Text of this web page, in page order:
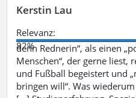
Kerstin Lau
Relevanz:
82%
denn Rednerin“, als einen
Menschen“, der gerne liest,
und Fußball begeistert und
bringen will“. Was